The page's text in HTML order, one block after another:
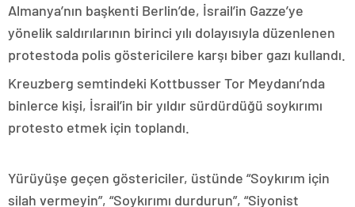
Almanya’nın başkenti Berlin’de, İsrail’in Gazze’ye
yönelik saldırılarının birinci yılı dolayısıyla düzenlenen
protestoda polis göstericilere karşı biber gazı kullandı.
Kreuzberg semtindeki Kottbusser Tor Meydanı’nda
binlerce kişi, İsrail’in bir yıldır sürdürdüğü soykırımı
protesto etmek için toplandı.
Yürüyüşe geçen göstericiler, üstünde “Soykırım için
silah vermeyin”, “Soykırımı durdurun”, “Siyonist